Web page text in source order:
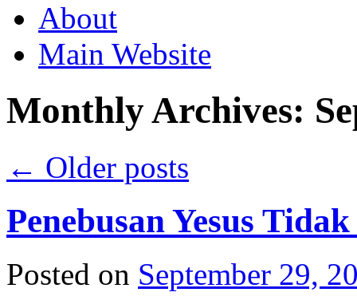
About
Main Website
Monthly Archives:
← Older posts
Penebusan Yesus
Posted on September 29,